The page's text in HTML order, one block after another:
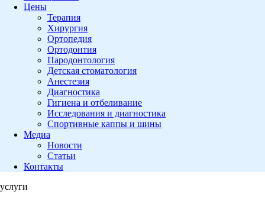
Цены
Терапия
Хирургия
Ортопедия
Ортодонтия
Пародонтология
Детская стоматология
Анестезия
Диагностика
Гигиена и отбеливание
Исследования и диагностика
Спортивные каппы и шины
Медиа
Новости
Статьи
Контакты
услуги